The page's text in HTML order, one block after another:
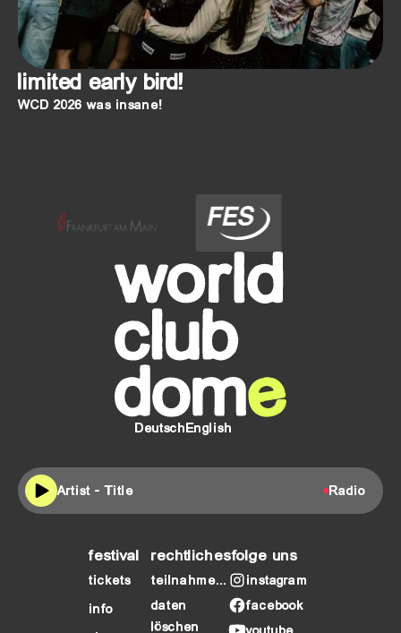
limited early bird!
WCD 2026 was insane!
FES
DeutschEnglish
Artist - Title Radio
festival
tickets
info
rechtliches
teilnahmebedingungen
daten
löschen
folge uns
instagram
facebook
youtube